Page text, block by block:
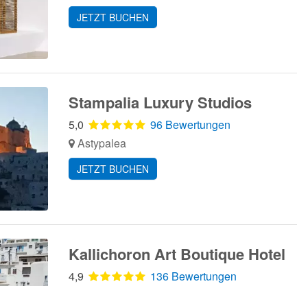
JETZT BUCHEN
Stampalia Luxury Studios
5,0
96 Bewertungen
Astypalea
JETZT BUCHEN
Kallichoron Art Boutique Hotel
4,9
136 Bewertungen